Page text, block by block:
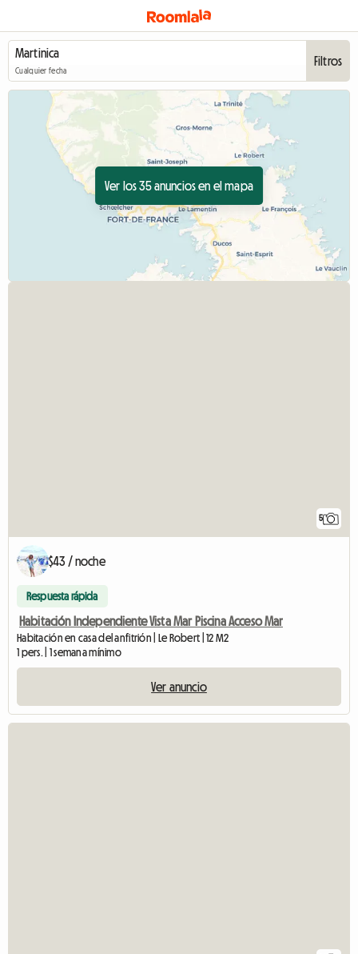
Cualquier fecha
Filtros
Ver los 35 anuncios en el mapa
5
$43 / noche
Respuesta rápida
Habitación Independiente Vista Mar Piscina Acceso Mar
Habitación en casa del anfitrión | Le Robert | 12 M2
1 pers. | 1 semana mínimo
Ver anuncio